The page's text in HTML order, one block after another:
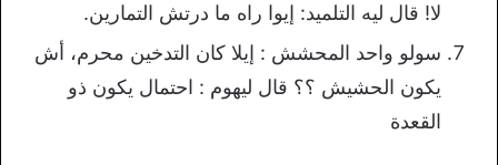
لا! قال ليه التلميد: إيوا راه ما درتش التمارين.
سولو واحد المحشش : إيلا كان التدخين محرم، أش
يكون الحشيش ؟؟ قال ليهوم : احتمال يكون ذو
القعدة